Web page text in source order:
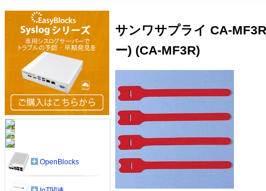
サンワサプライ CA-
ー) (CA-MF3R)
OpenBlocks